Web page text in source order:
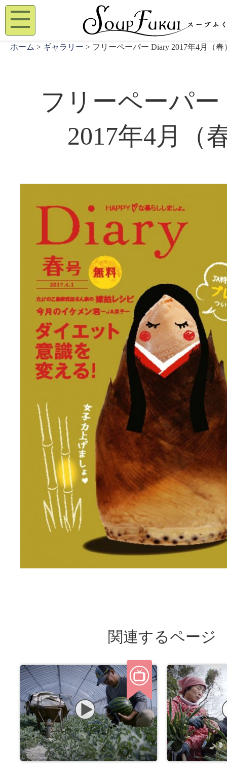
ホーム > ギャラリー > フリーペーパー Diary 2017年4月（春
フリーペーパー
2017年4月（
関連するページ